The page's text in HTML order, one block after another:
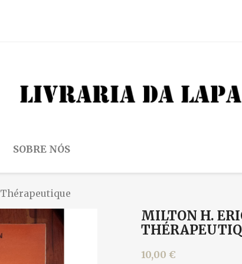
SOBRE NÓS
MILTON H.
10,00 €